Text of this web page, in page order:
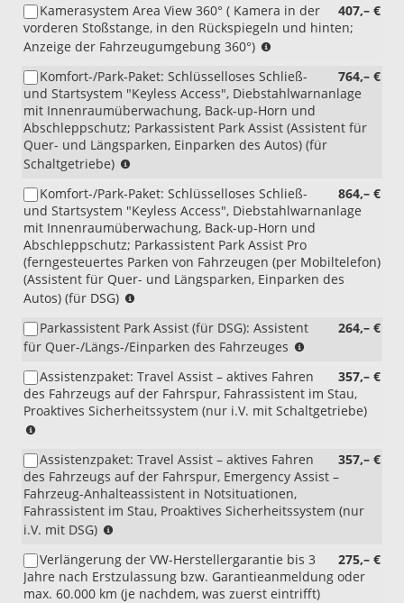
407,– €
Kamerasystem Area View 360° ( Kamera in der
vorderen Stoßstange, in den Rückspiegeln und hinten;
Anzeige der Fahrzeugumgebung 360°)
mit
RBB
oder
RDA)
764,– €
Komfort-/Park-Paket: Schlüsselloses Schließ-
und Startsystem "Keyless Access", Diebstahlwarnanlage
mit Innenraumüberwachung, Back-up-Horn und
Abschleppschutz; Parkassistent Park Assist (Assistent für
Quer- und Längsparken, Einparken des Autos) (für
Schaltgetriebe)
mit
Schaltgetriebe)
864,– €
Komfort-/Park-Paket: Schlüsselloses Schließ-
und Startsystem "Keyless Access", Diebstahlwarnanlage
mit Innenraumüberwachung, Back-up-Horn und
Abschleppschutz; Parkassistent Park Assist Pro
(ferngesteuertes Parken von Fahrzeugen (per Mobiltelefon)
(Assistent für Quer- und Längsparken, Einparken des
Autos) (für DSG)
mit
DSG)
264,– €
Parkassistent Park Assist (für DSG): Assistent
für Quer-/Längs-/Einparken des Fahrzeuges
mit
DSG)
357,– €
Assistenzpaket: Travel Assist – aktives Fahren
des Fahrzeugs auf der Fahrspur, Fahrassistent im Stau,
Proaktives Sicherheitssystem (nur i.V. mit Schaltgetriebe)
Schaltgetriebe)
357,– €
Assistenzpaket: Travel Assist – aktives Fahren
des Fahrzeugs auf der Fahrspur, Emergency Assist –
Fahrzeug-Anhalteassistent in Notsituationen,
Fahrassistent im Stau, Proaktives Sicherheitssystem (nur
i.V. mit DSG)
DSG)
275,– €
Verlängerung der VW-Herstellergarantie bis 3
Jahre nach Erstzulassung bzw. Garantieanmeldung oder
max. 60.000 km (je nachdem, was zuerst eintrifft)